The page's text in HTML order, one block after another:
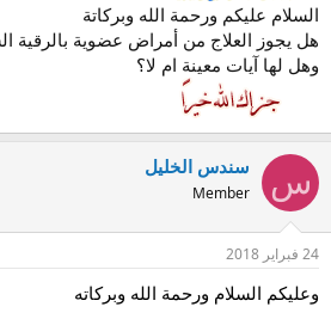
السلام عليكم ورحمة الله وبركاتة
هل يجوز العلاج من أمراض عضوية بالرقية
وهل لها آيات معينة ام لا؟
س سندس الخليل
Member
24 فبراير 2018
وعليكم السلام ورحمة الله وبركاته